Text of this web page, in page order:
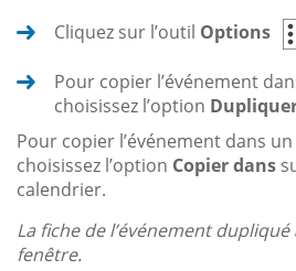
Cliquez sur l’outil Options
Pour copier l’événement
choisissez l’option
Pour copier l’événement dans
choisissez l’option Copier dans
calendrier.
La fiche de l’événement
fenêtre.